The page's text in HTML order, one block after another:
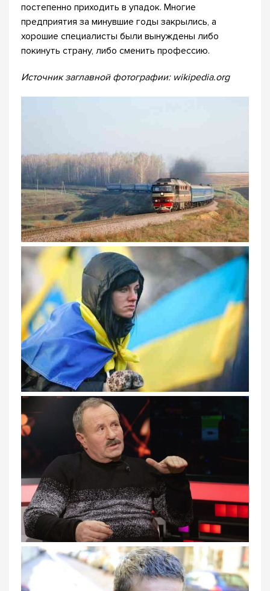
постепенно приходить в упадок. Многие
предприятия за минувшие годы закрылись, а
хорошие специалисты были вынуждены либо
покинуть страну, либо сменить профессию.
Источник заглавной фотографии: wikipedia.org